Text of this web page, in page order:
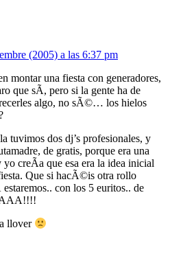
(2005) a las 6:37 pm
montar una fiesta con generadores,
que sÃ­, pero si la gente ha de
algo, no sÃ©… los hielos
tuvimos dos dj’s profesionales, y
de gratis, porque era una
yo creÃ­a que esa era la idea inicial
Que si hacÃ©is otra rollo
con los 5 euritos.. de
llover